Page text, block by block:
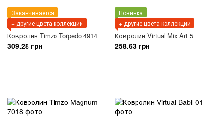
Заканчивается
+ другие цвета коллекции
Ковролин Timzo Torpedo 4914
309.28 грн
Новинка
+ другие цвета коллекции
Ковролин Virtual Mix Art 5
258.63 грн